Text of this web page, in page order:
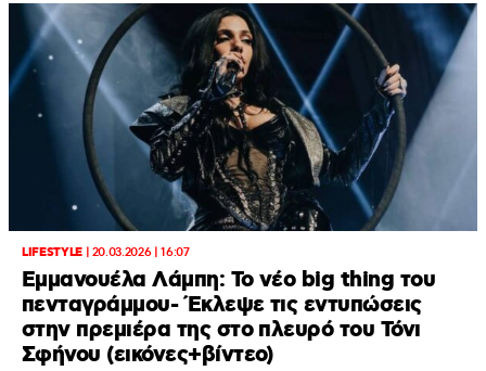
LIFESTYLE| 20.03.2026 | 16:07
Εμμανουέλα Λάμπη: Το νέο big thing του
πενταγράμμου- Έκλεψε τις εντυπώσεις
στην πρεμιέρα της στο πλευρό του Τόνι
Σφήνου (εικόνες+βίντεο)